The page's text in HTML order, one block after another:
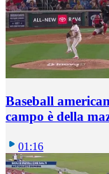
Baseball
campo è della
01:16